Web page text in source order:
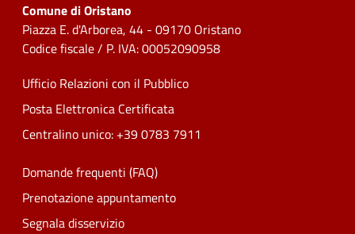
Comune di Oristano
Piazza E. d'Arborea, 44 - 09170 Oristano
Codice fiscale / P. IVA: 00052090958
Ufficio Relazioni con il Pubblico
Posta Elettronica Certificata
Centralino unico: +39 0783 7911
Domande frequenti (FAQ)
Prenotazione appuntamento
Segnala disservizio